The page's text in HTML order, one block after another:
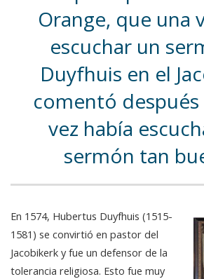
Orange, que una
escuchar un
Duyfhuis en el
comentó después
vez había
sermón tan
En 1574, Hubertus Duyfhuis (1515-
1581) se convirtió en pastor del
Jacobikerk y fue un defensor de la
tolerancia religiosa. Esto fue muy